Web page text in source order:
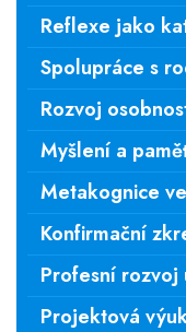
Reflexe jako
Spolupráce s
Rozvoj
Myšlení a
Metakognice
Konfirmační
Profesní rozvoj
Projektová